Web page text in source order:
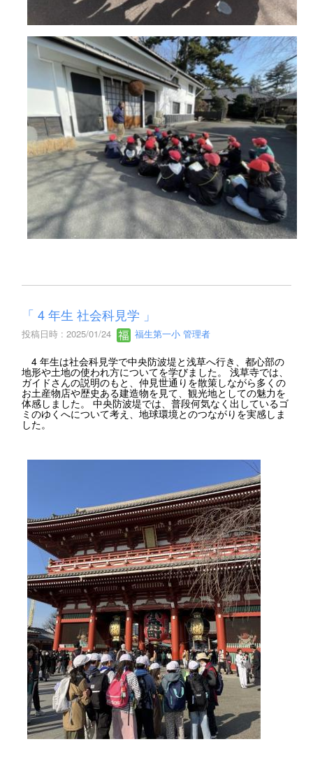
「 4 年生 社会科見学 」
投稿日時 : 2025/01/24 福生第一小 管理者
4 年生は社会科見学で中央防波堤と浅草へ行き、都心部の
地形や土地の使われ方についてを学びました。 浅草寺では、
ガイドさんの説明のもと、仲見世通りを散策しながら多くの
お土産物店や歴史ある建造物を見て、観光地としての魅力を
体感しました。 中央防波堤では、普段何気なく出しているゴ
ミのゆくへについて考え、地球環境とのつながりを実感しま
した。